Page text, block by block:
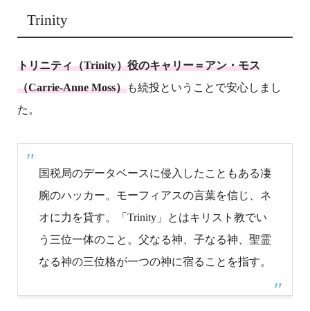
Trinity
トリニティ（Trinity）役のキャリー＝アン・モス
（Carrie-Anne Moss）も続投ということで安心しまし
た。
国税局のデータベースに侵入したこともある凄
腕のハッカー。モーフィアスの言葉を信じ、ネ
オに力を貸す。「Trinity」とはキリスト教でい
う三位一体のこと。父なる神、子なる神、聖霊
なる神の三位格が一つの神に宿ることを指す。